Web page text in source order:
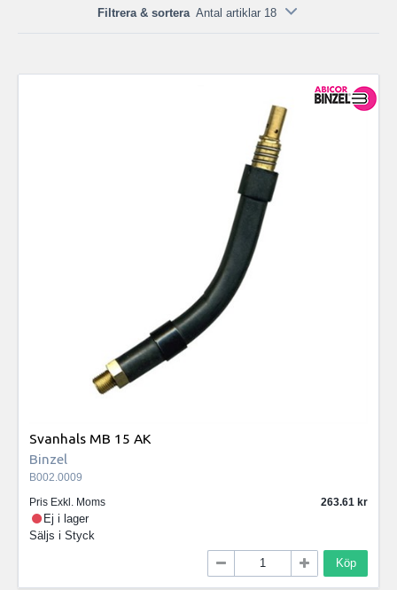
Filtrera & sortera Antal artiklar 18
Svanhals MB 15 AK
Binzel
B002.0009
Pris Exkl. Moms
263.61
Ej i lager
Säljs i Styck
Köp